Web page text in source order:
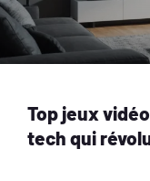
Top jeux
tech qui